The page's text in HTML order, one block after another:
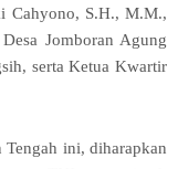
Cahyono, S.H., M.M.,
Jomboran Agung
serta Ketua Kwartir
Tengah ini, diharapkan